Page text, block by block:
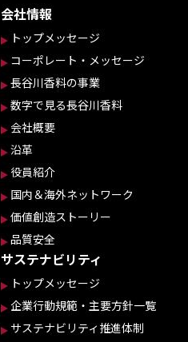
会社情報
トップメッセージ
コーポレート・メッセージ
長谷川香料の事業
数字で見る長谷川香料
会社概要
沿革
役員紹介
国内＆海外ネットワーク
価値創造ストーリー
品質安全
サステナビリティ
トップメッセージ
企業行動規範・主要方針一覧
サステナビリティ推進体制